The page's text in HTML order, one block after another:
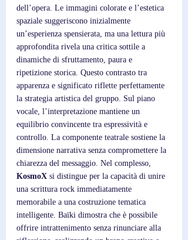
dell’opera. Le immagini colorate e l’estetica
spaziale suggeriscono inizialmente
un’esperienza spensierata, ma una lettura più
approfondita rivela una critica sottile a
dinamiche di sfruttamento, paura e
ripetizione storica. Questo contrasto tra
apparenza e significato riflette perfettamente
la strategia artistica del gruppo. Sul piano
vocale, l’interpretazione mantiene un
equilibrio convincente tra espressività e
controllo. La componente teatrale sostiene la
dimensione narrativa senza compromettere la
chiarezza del messaggio. Nel complesso,
KosmoX si distingue per la capacità di unire
una scrittura rock immediatamente
memorabile a una costruzione tematica
intelligente. Baïki dimostra che è possibile
offrire intrattenimento senza rinunciare alla